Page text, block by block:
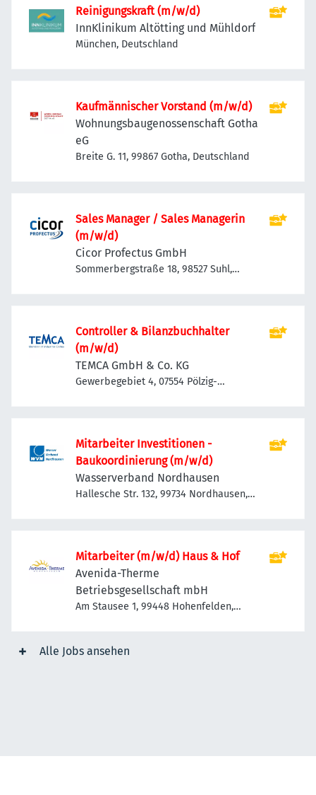
Reinigungskraft (m/w/d)
InnKlinikum Altötting und Mühldorf
München, Deutschland
Kaufmännischer Vorstand (m/w/d)
Wohnungsbaugenossenschaft Gotha
eG
Breite G. 11, 99867 Gotha, Deutschland
Sales Manager / Sales Managerin
(m/w/d)
Cicor Profectus GmbH
Sommerbergstraße 18, 98527 Suhl,
Controller & Bilanzbuchhalter
(m/w/d)
TEMCA GmbH & Co. KG
Gewerbegebiet 4, 07554 Pölzig-
Mitarbeiter Investitionen -
Baukoordinierung (m/w/d)
Wasserverband Nordhausen
Hallesche Str. 132, 99734 Nordhausen,
Mitarbeiter (m/w/d) Haus & Hof
Avenida-Therme
Betriebsgesellschaft mbH
Am Stausee 1, 99448 Hohenfelden,
Alle Jobs ansehen